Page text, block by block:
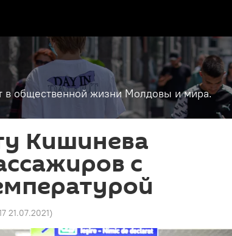
в общественной жизни Молдовы и мира.
Кишинева
с
21.07.2021)